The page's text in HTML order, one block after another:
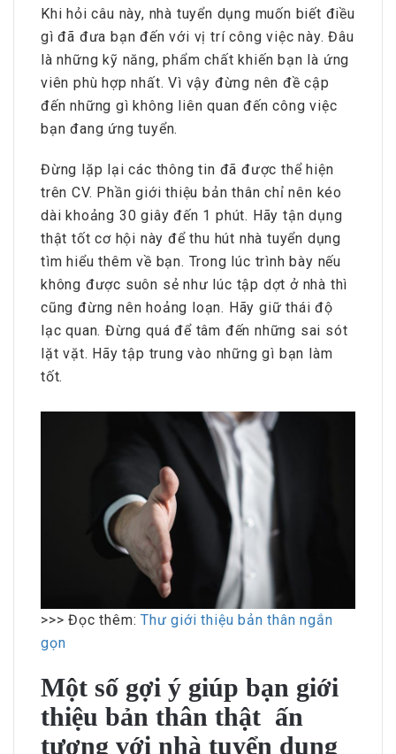
Khi hỏi câu này, nhà tuyển dụng muốn biết điều
gì đã đưa bạn đến với vị trí công việc này. Đâu
là những kỹ năng, phẩm chất khiến bạn là ứng
viên phù hợp nhất. Vì vậy đừng nên đề cập
đến những gì không liên quan đến công việc
bạn đang ứng tuyển.
Đừng lặp lại các thông tin đã được thể hiện
trên CV. Phần giới thiệu bản thân chỉ nên kéo
dài khoảng 30 giây đến 1 phút. Hãy tận dụng
thật tốt cơ hội này để thu hút nhà tuyển dụng
tìm hiểu thêm về bạn. Trong lúc trình bày nếu
không được suôn sẻ như lúc tập dợt ở nhà thì
cũng đừng nên hoảng loạn. Hãy giữ thái độ
lạc quan. Đừng quá để tâm đến những sai sót
lặt vặt. Hãy tập trung vào những gì bạn làm
tốt.
>>> Đọc thêm:Thư giới thiệu bản thân ngắn
gọn
Một số gợi ý giúp bạn giới
thiệu bản thân thật ấn
tượng với nhà tuyển dụng